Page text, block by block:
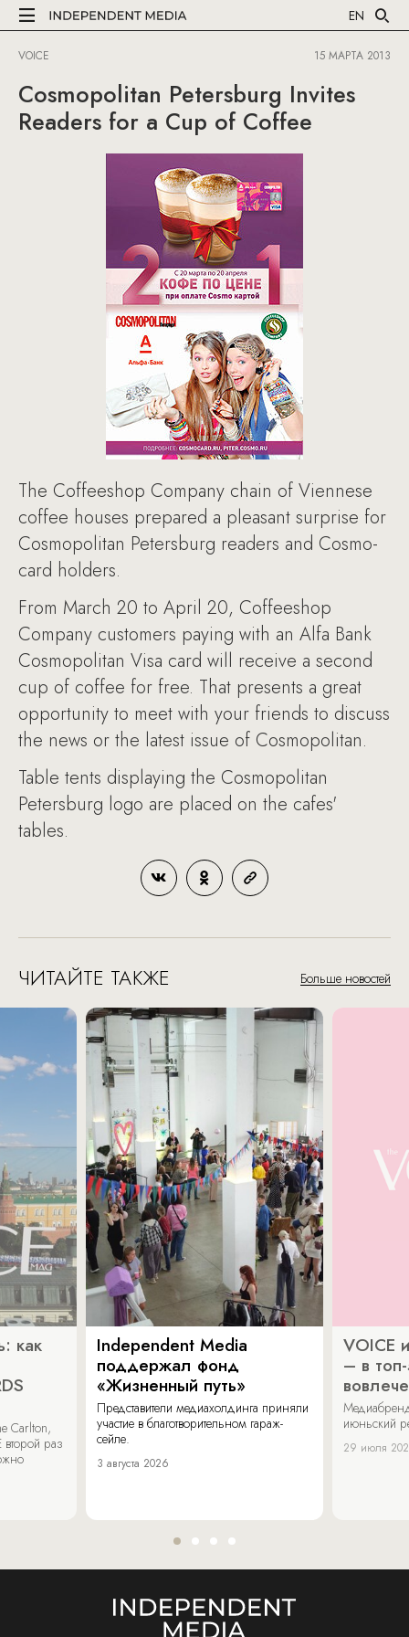
EN
VOICE 15 МАРТА 2013
Cosmopolitan Petersburg Invites
Readers for a Cup of Coffee
The Coffeeshop Company chain of Viennese
coffee houses prepared a pleasant surprise for
Cosmopolitan Petersburg readers and Cosmo-
card holders.
From March 20 to April 20, Coffeeshop
Company customers paying with an Alfa Bank
Cosmopolitan Visa card will receive a second
cup of coffee for free. That presents a great
opportunity to meet with your friends to discuss
the news or the latest issue of Cosmopolitan.
Table tents displaying the Cosmopolitan
Petersburg logo are placed on the cafes'
tables.
ЧИТАЙТЕ ТАКЖЕ Больше новостей
как
Carlton,
раз
Independent Media
поддержал фонд
«Жизненный путь»
Представители медиахолдинга приняли
участие в благотворительном гараж-
сейле.
3 августа 2026
VOICE
– в
июньский
29 июля